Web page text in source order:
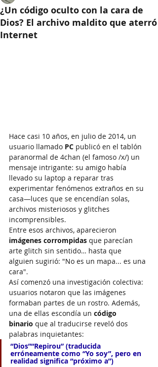
¿Un código oculto con la cara de
Dios? El archivo maldito que aterró
Internet
Hace casi 10 años, en julio de 2014, un
usuario llamado PC publicó en el tablón
paranormal de 4chan (el famoso /x/) un
mensaje intrigante: su amigo había
llevado su laptop a reparar tras
experimentar fenómenos extraños en su
casa—luces que se encendían solas,
archivos misteriosos y glitches
incomprensibles.
Entre esos archivos, aparecieron
imágenes corrompidas que parecían
arte glitch sin sentido… hasta que
alguien sugirió: "No es un mapa... es una
cara".
Así comenzó una investigación colectiva:
usuarios notaron que las imágenes
formaban partes de un rostro. Además,
una de ellas escondía un código
binario que al traducirse reveló dos
palabras inquietantes:
“Dios”“Repirou” (traducida
erróneamente como “Yo soy”, pero en
realidad significa “próximo a”)